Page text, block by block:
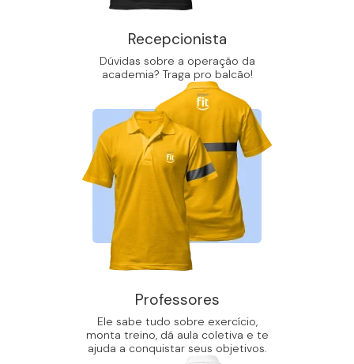
Recepcionista
Dúvidas sobre a operação da
academia? Traga pro balcão!
Professores
Ele sabe tudo sobre exercício,
monta treino, dá aula coletiva e te
ajuda a conquistar seus objetivos.